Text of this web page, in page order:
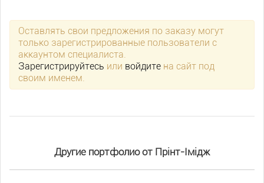
Оставлять свои предложения по заказу могут
только зарегистрированные пользователи с
аккаунтом специалиста.
Зарегистрируйтесь или войдите на сайт под
своим именем.
Другие портфолио от Прінт-Імідж